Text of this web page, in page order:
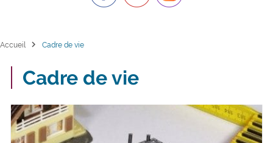
Accueil chevron_right Cadre de vie
Cadre de vie